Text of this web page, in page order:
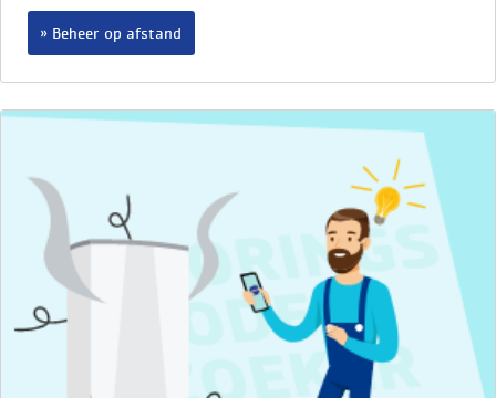
Beheer op afstand